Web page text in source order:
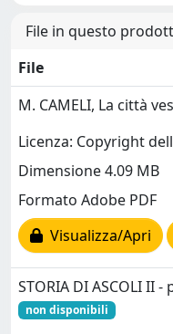
File in questo
File
M. CAMELI, La città
Licenza: Copyright
Dimensione 4.09 MB
Formato Adobe PDF
Visualizza/Apri
STORIA DI ASCOLI II
non disponibili